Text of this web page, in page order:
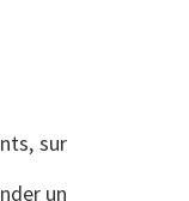
sur
un